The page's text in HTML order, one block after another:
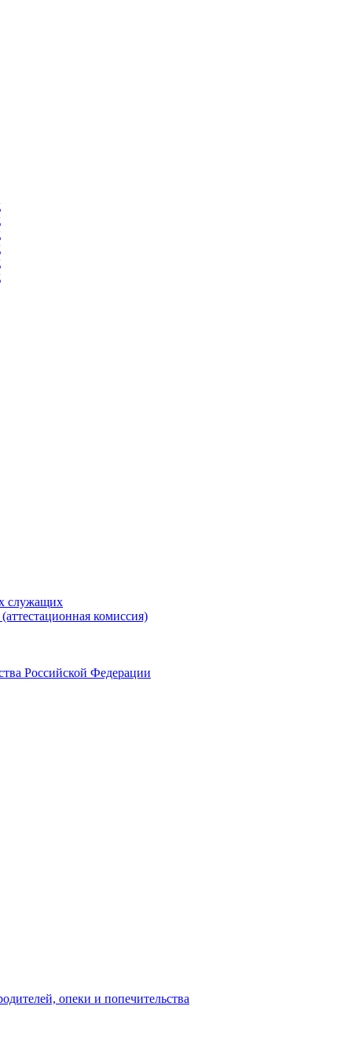
служащих
комиссия)
Российской Федерации
опеки и попечительства